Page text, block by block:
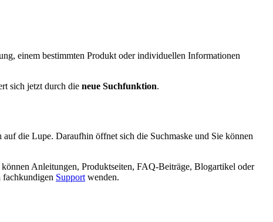
einem bestimmten Produkt oder individuellen Informationen
sich jetzt durch die neue Suchfunktion.
die Lupe. Daraufhin öffnet sich die Suchmaske und Sie können
Anleitungen, Produktseiten, FAQ-Beiträge, Blogartikel oder
fachkundigen Support wenden.